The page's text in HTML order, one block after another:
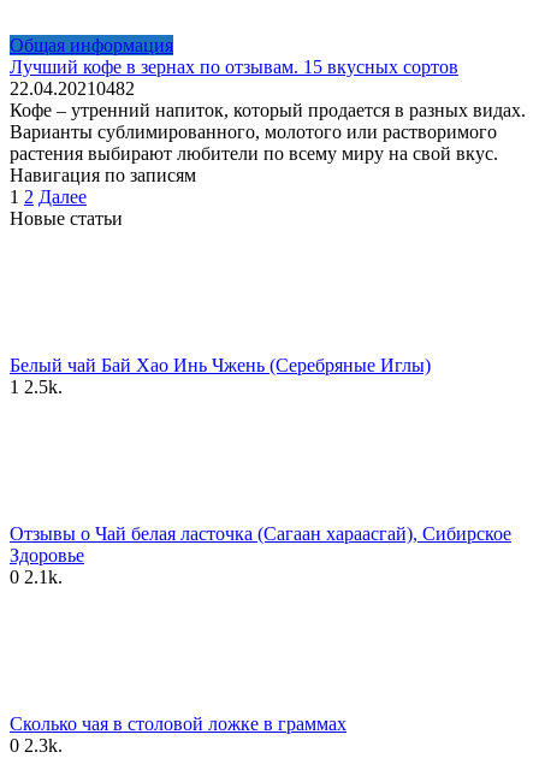
Общая информация
Лучший кофе в зернах по отзывам. 15 вкусных сортов
22.04.20210482
Кофе – утренний напиток, который продается в разных видах.
Варианты сублимированного, молотого или растворимого
растения выбирают любители по всему миру на свой вкус.
Навигация по записям
1 2 Далее
Новые статьи
Белый чай Бай Хао Инь Чжень (Серебряные Иглы)
1 2.5k.
Отзывы о Чай белая ласточка (Сагаан хараасгай), Сибирское
Здоровье
0 2.1k.
Сколько чая в столовой ложке в граммах
0 2.3k.